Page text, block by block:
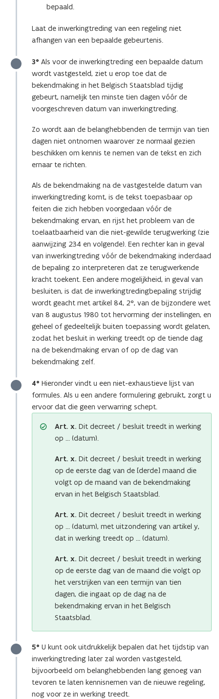
bepaald.
Laat de inwerkingtreding van een regeling niet
afhangen van een bepaalde gebeurtenis.
3° Als voor de inwerkingtreding een bepaalde datum
wordt vastgesteld, ziet u erop toe dat de
bekendmaking in het Belgisch Staatsblad tijdig
gebeurt, namelijk ten minste tien dagen vóór de
voorgeschreven datum van inwerkingtreding.
Zo wordt aan de belanghebbenden de termijn van tien
dagen niet ontnomen waarover ze normaal gezien
beschikken om kennis te nemen van de tekst en zich
ernaar te richten.
Als de bekendmaking na de vastgestelde datum van
inwerkingtreding komt, is de tekst toepasbaar op
feiten die zich hebben voorgedaan vóór de
bekendmaking ervan, en rijst het probleem van de
toelaatbaarheid van die niet-gewilde terugwerking (zie
aanwijzing 234 en volgende). Een rechter kan in geval
van inwerkingtreding vóór de bekendmaking inderdaad
de bepaling zo interpreteren dat ze terugwerkende
kracht toekent. Een andere mogelijkheid, in geval van
besluiten, is dat de inwerkingtredingbepaling strijdig
wordt geacht met artikel 84, 2°, van de bijzondere wet
van 8 augustus 1980 tot hervorming der instellingen, en
geheel of gedeeltelijk buiten toepassing wordt gelaten,
zodat het besluit in werking treedt op de tiende dag
na de bekendmaking ervan of op de dag van
bekendmaking zelf.
4° Hieronder vindt u een niet-exhaustieve lijst van
formules. Als u een andere formulering gebruikt, zorgt u
ervoor dat die geen verwarring schept.
Art. x. Dit decreet / besluit treedt in werking
op … (datum).
Art. x. Dit decreet / besluit treedt in werking
op de eerste dag van de [derde] maand die
volgt op de maand van de bekendmaking
ervan in het Belgisch Staatsblad.
Art. x. Dit decreet / besluit treedt in werking
op … (datum), met uitzondering van artikel y,
dat in werking treedt op … (datum).
Art. x. Dit decreet / besluit treedt in werking
op de eerste dag van de maand die volgt op
het verstrijken van een termijn van tien
dagen, die ingaat op de dag na de
bekendmaking ervan in het Belgisch
Staatsblad.
5° U kunt ook uitdrukkelijk bepalen dat het tijdstip van
inwerkingtreding later zal worden vastgesteld,
bijvoorbeeld om belanghebbenden lang genoeg van
tevoren te laten kennisnemen van de nieuwe regeling,
nog voor ze in werking treedt.